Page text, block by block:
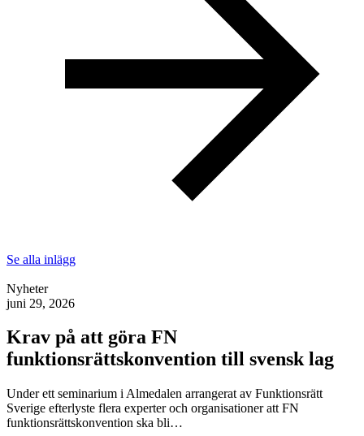
Se alla inlägg
Nyheter
juni 29, 2026
Krav på att göra FN
funktionsrättskonvention till svensk lag
Under ett seminarium i Almedalen arrangerat av Funktionsrätt
Sverige efterlyste flera experter och organisationer att FN
funktionsrättskonvention ska bli…